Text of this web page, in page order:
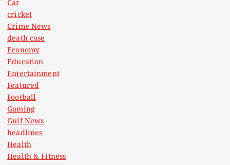
Car
cricket
Crime News
death case
Economy
Education
Entertainment
Featured
Football
Gaming
Gulf News
headlines
Health
Health & Fitness